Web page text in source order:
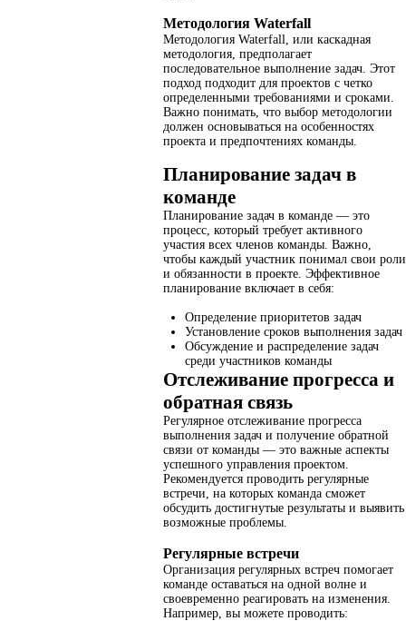
Методология Waterfall
Методология Waterfall, или каскадная
методология, предполагает
последовательное выполнение задач. Этот
подход подходит для проектов с четко
определенными требованиями и сроками.
Важно понимать, что выбор методологии
должен основываться на особенностях
проекта и предпочтениях команды.
Планирование задач в
команде
Планирование задач в команде — это
процесс, который требует активного
участия всех членов команды. Важно,
чтобы каждый участник понимал свои роли
и обязанности в проекте. Эффективное
планирование включает в себя:
Определение приоритетов задач
Установление сроков выполнения задач
Обсуждение и распределение задач
среди участников команды
Отслеживание прогресса и
обратная связь
Регулярное отслеживание прогресса
выполнения задач и получение обратной
связи от команды — это важные аспекты
успешного управления проектом.
Рекомендуется проводить регулярные
встречи, на которых команда сможет
обсудить достигнутые результаты и выявить
возможные проблемы.
Регулярные встречи
Организация регулярных встреч помогает
команде оставаться на одной волне и
своевременно реагировать на изменения.
Например, вы можете проводить: